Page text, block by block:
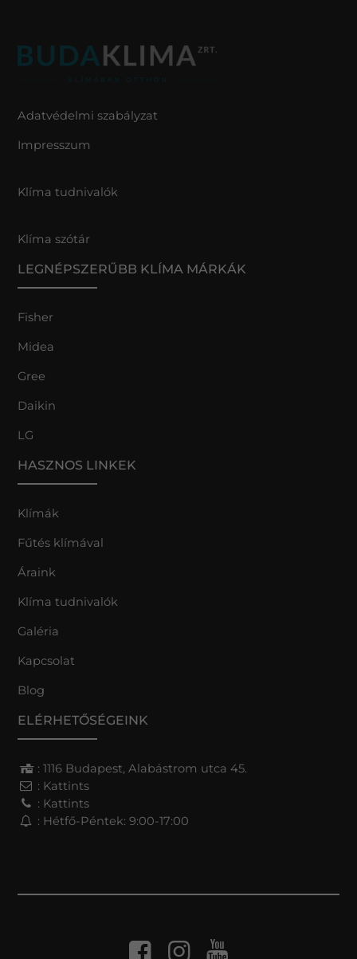
Adatvédelmi szabályzat
Impresszum
Klíma tudnivalók
Klíma szótár
LEGNÉPSZERŰBB KLÍMA MÁRKÁK
Fisher
Midea
Gree
Daikin
LG
HASZNOS LINKEK
Klímák
Fűtés klímával
Áraink
Klíma tudnivalók
Galéria
Kapcsolat
Blog
ELÉRHETŐSÉGEINK
: 1116 Budapest, Alabástrom utca 45.
: Kattints
: Kattints
: Hétfő-Péntek: 9:00-17:00